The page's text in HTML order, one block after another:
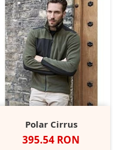
Polar Cirrus
Pret
395.54 RON